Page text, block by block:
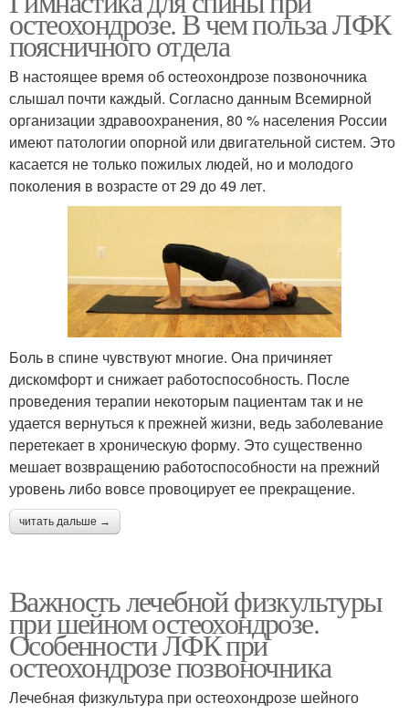
остеохондрозе. В чем польза ЛФК
поясничного отдела
В настоящее время об остеохондрозе позвоночника
слышал почти каждый. Согласно данным Всемирной
организации здравоохранения, 80 % населения России
имеют патологии опорной или двигательной систем. Это
касается не только пожилых людей, но и молодого
поколения в возрасте от 29 до 49 лет.
Боль в спине чувствуют многие. Она причиняет
дискомфорт и снижает работоспособность. После
проведения терапии некоторым пациентам так и не
удается вернуться к прежней жизни, ведь заболевание
перетекает в хроническую форму. Это существенно
мешает возвращению работоспособности на прежний
уровень либо вовсе провоцирует ее прекращение.
читать дальше →
Важность лечебной физкультуры
при шейном остеохондрозе.
Особенности ЛФК при
остеохондрозе позвоночника
Лечебная физкультура при остеохондрозе шейного